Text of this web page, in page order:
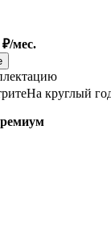
₽/мес.
На круглый